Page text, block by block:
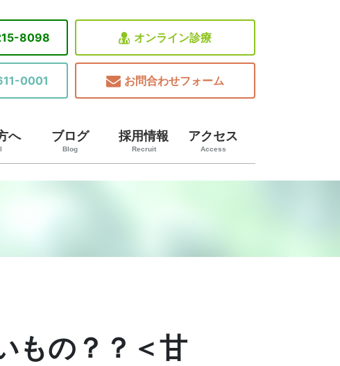
8098
0001
オンライン診療
お問合わせフォーム
へ ブログ
Blog
採用情報
Recruit
アクセス
Access
もの？？＜甘